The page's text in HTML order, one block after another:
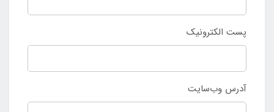
پست الکترونیک
آدرس وب‌سایت